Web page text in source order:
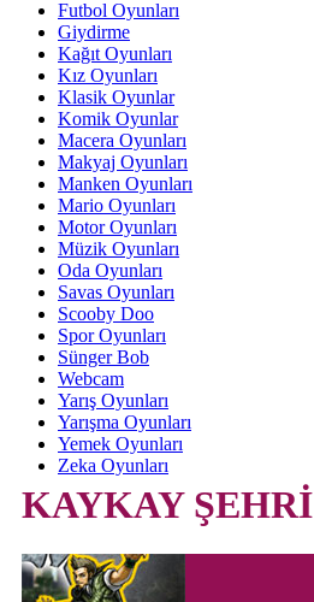
Futbol Oyunları
Giydirme
Kağıt Oyunları
Kız Oyunları
Klasik Oyunlar
Komik Oyunlar
Macera Oyunları
Makyaj Oyunları
Manken Oyunları
Mario Oyunları
Motor Oyunları
Müzik Oyunları
Oda Oyunları
Savas Oyunları
Scooby Doo
Spor Oyunları
Sünger Bob
Webcam
Yarış Oyunları
Yarışma Oyunları
Yemek Oyunları
Zeka Oyunları
KAYKAY ŞEHRİ